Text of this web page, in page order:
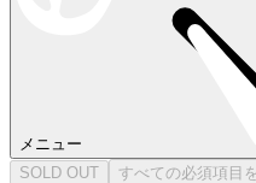
メニュー
SOLD OUT
すべての必須項目